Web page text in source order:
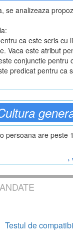
se analizeaza
ca este scris cu
Vaca este atribut
conjunctie pentru
predicat pentru ca
persoana are peste
Testul de